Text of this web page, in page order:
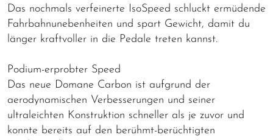
Das nochmals verfeinerte IsoSpeed schluckt ermüdende
Fahrbahnunebenheiten und spart Gewicht, damit du
länger kraftvoller in die Pedale treten kannst.
Podium-erprobter Speed
Das neue Domane Carbon ist aufgrund der
aerodynamischen Verbesserungen und seiner
ultraleichten Konstruktion schneller als je zuvor und
konnte bereits auf den berühmt-berüchtigten